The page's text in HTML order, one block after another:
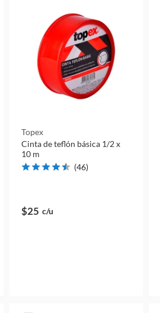
Topex
Cinta de teflón básica 1/2 x
10 m
(46)
$25 c/u